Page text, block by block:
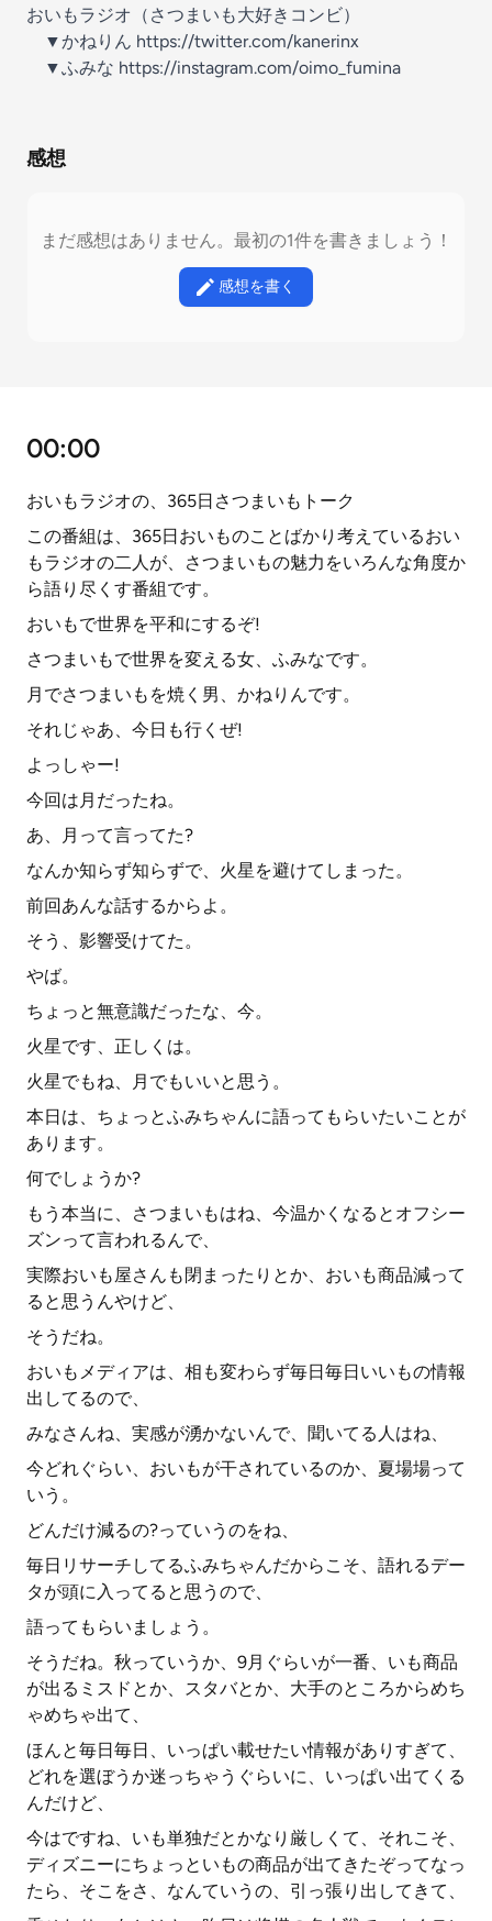
おいもラジオ（さつまいも大好きコンビ）
▼かねりん https://twitter.com/kanerinx
▼ふみな https://instagram.com/oimo_fumina
感想
まだ感想はありません。最初の1件を書きましょう！
感想を書く
00:00
おいもラジオの、365日さつまいもトーク
この番組は、365日おいものことばかり考えているおい
もラジオの二人が、さつまいもの魅力をいろんな角度か
ら語り尽くす番組です。
おいもで世界を平和にするぞ!
さつまいもで世界を変える女、ふみなです。
月でさつまいもを焼く男、かねりんです。
それじゃあ、今日も行くぜ!
よっしゃー!
今回は月だったね。
あ、月って言ってた?
なんか知らず知らずで、火星を避けてしまった。
前回あんな話するからよ。
そう、影響受けてた。
やば。
ちょっと無意識だったな、今。
火星です、正しくは。
火星でもね、月でもいいと思う。
本日は、ちょっとふみちゃんに語ってもらいたいことが
あります。
何でしょうか?
もう本当に、さつまいもはね、今温かくなるとオフシー
ズンって言われるんで、
実際おいも屋さんも閉まったりとか、おいも商品減って
ると思うんやけど、
そうだね。
おいもメディアは、相も変わらず毎日毎日いいもの情報
出してるので、
みなさんね、実感が湧かないんで、聞いてる人はね、
今どれぐらい、おいもが干されているのか、夏場場って
いう。
どんだけ減るの?っていうのをね、
毎日リサーチしてるふみちゃんだからこそ、語れるデー
タが頭に入ってると思うので、
語ってもらいましょう。
そうだね。秋っていうか、9月ぐらいが一番、いも商品
が出るミスドとか、スタバとか、大手のところからめち
ゃめちゃ出て、
ほんと毎日毎日、いっぱい載せたい情報がありすぎて、
どれを選ぼうか迷っちゃうぐらいに、いっぱい出てくる
んだけど、
今はですね、いも単独だとかなり厳しくて、それこそ、
ディズニーにちょっといもの商品が出てきたぞってなっ
たら、そこをさ、なんていうの、引っ張り出してきて、